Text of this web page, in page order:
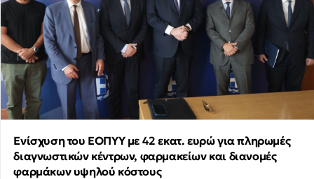
Ενίσχυση του ΕΟΠΥΥ με 42 εκατ. ευρώ για πληρωμές
διαγνωστικών κέντρων, φαρμακείων και διανομές
φαρμάκων υψηλού κόστους